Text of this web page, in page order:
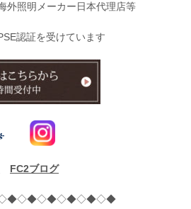
外照明メーカー日本代理店等
認証を受けています
FC2ブログ